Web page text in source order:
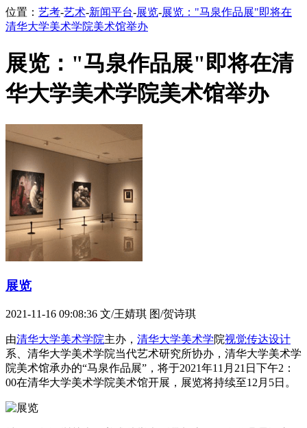
位置： 艺考-艺术-新闻平台-展览-展览："马泉作品展"即将在
清华大学美术学院美术馆举办
展览："马泉作品展"即将在清
华大学美术学院美术馆举办
展览
2021-11-16 09:08:36 文/王婧琪 图/贺诗琪
由清华大学美术学院主办， 清华大学美术学院视觉传达设计
系、清华大学美术学院当代艺术研究所协办，清华大学美术学
院美术馆承办的“马泉作品展”，将于2021年11月21日下午2：
00在清华大学美术学院美术馆开展，展览将持续至12月5日。